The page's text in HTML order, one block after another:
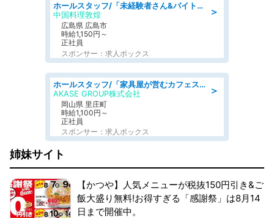
＞
ホールスタッフ/「未経験者さん&バイトデビューも大歓迎」残業ほぼなし×1日3時間〜勤務OK!フォロー体制も充実/広島県/広島市南区
中国料理敦煌
広島県 広島市
時給1,150円～
正社員
スポンサー：求人ボックス
＞
ホールスタッフ/「家具屋が営むカフェスタッフ!」週2日～OK!嬉しいまかない付き/岡山県/浅口郡里庄町
AKASE GROUP株式会社
岡山県 里庄町
時給1,100円～
正社員
スポンサー：求人ボックス
姉妹サイト
【かつや】人気メニューが税抜150円引き&ご
飯大盛り無料!お得すぎる「感謝祭」は8月14
日まで開催中。